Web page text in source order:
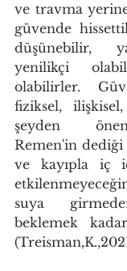
ve travma
güvende
düşünebilir,
yenilikçi
olabilirler.
fiziksel,
şeyden
Remen'in dediği
ve kayıpla iç
suya
beklemek